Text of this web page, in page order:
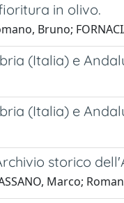
in olivo.
Bruno;
(Italia) e
(Italia) e
storico
Marco;